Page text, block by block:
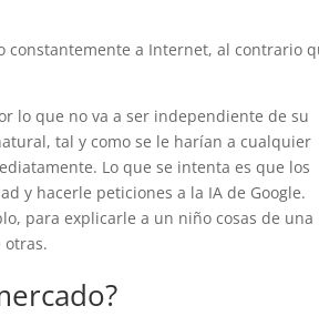
constantemente a Internet, al contrario
lo que no va a ser independiente de su
tal y como se le harían a cualquier
Lo que se intenta es que los
y hacerle peticiones a la IA de Google.
para explicarle a un niño cosas de una